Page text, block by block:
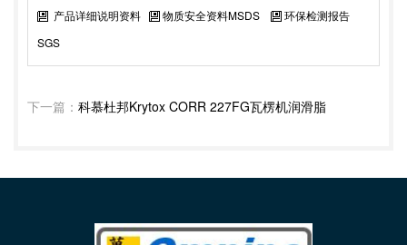
产品详细说明资料
物质安全资料MSDS
环保检测报告
SGS
下一篇： 科慕杜邦Krytox CORR 227FG瓦楞机润滑脂